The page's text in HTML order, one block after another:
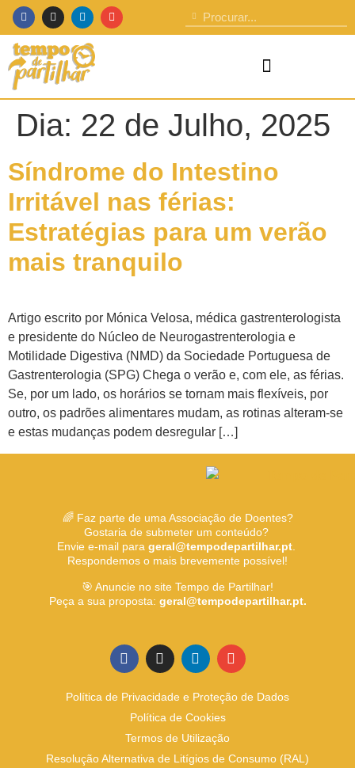
Dia: 22 de Julho, 2025
Síndrome do Intestino
Irritável nas férias:
Estratégias para um verão
mais tranquilo
Artigo escrito por Mónica Velosa, médica gastrenterologista
e presidente do Núcleo de Neurogastrenterologia e
Motilidade Digestiva (NMD) da Sociedade Portuguesa de
Gastrenterologia (SPG) Chega o verão e, com ele, as férias.
Se, por um lado, os horários se tornam mais flexíveis, por
outro, os padrões alimentares mudam, as rotinas alteram-se
e estas mudanças podem desregular […]
🌈 Faz parte de uma Associação de Doentes?
Gostaria de submeter um conteúdo?
Envie e-mail para geral@tempodepartilhar.pt.
Respondemos o mais brevemente possível!
🎯 Anuncie no site Tempo de Partilhar!
Peça a sua proposta: geral@tempodepartilhar.pt.
Política de Privacidade e Proteção de Dados
Política de Cookies
Termos de Utilização
Resolução Alternativa de Litígios de Consumo (RAL)